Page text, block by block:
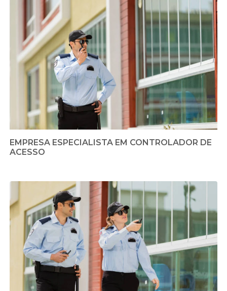
EMPRESA ESPECIALISTA EM CONTROLADOR DE
ACESSO